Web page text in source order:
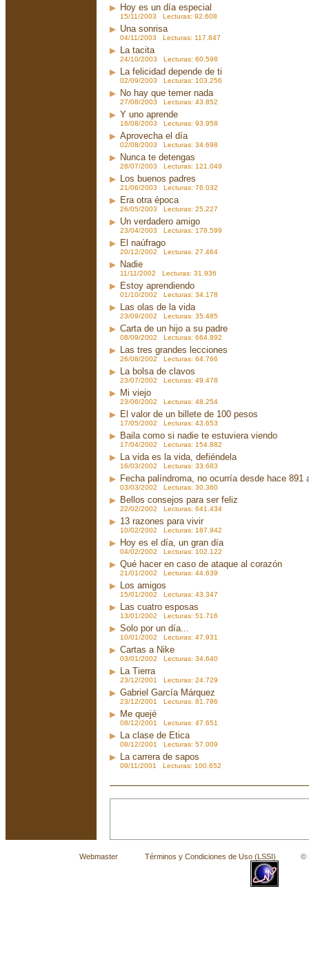
Hoy es un día especial
15/11/2003 Lecturas: 92.608
Una sonrisa
04/11/2003 Lecturas: 117.847
La tacita
24/10/2003 Lecturas: 60.598
La felicidad depende de ti
02/09/2003 Lecturas: 103.256
No hay que temer nada
27/08/2003 Lecturas: 43.852
Y uno aprende
16/08/2003 Lecturas: 93.958
Aprovecha el día
02/08/2003 Lecturas: 34.698
Nunca te detengas
28/07/2003 Lecturas: 121.049
Los buenos padres
21/06/2003 Lecturas: 76.032
Era otra época
26/05/2003 Lecturas: 25.227
Un verdadero amigo
23/04/2003 Lecturas: 178.599
El naúfrago
20/12/2002 Lecturas: 27.464
Nadie
11/11/2002 Lecturas: 31.936
Estoy aprendiendo
01/10/2002 Lecturas: 34.178
Las olas de la vida
23/09/2002 Lecturas: 35.485
Carta de un hijo a su padre
08/09/2002 Lecturas: 664.892
Las tres grandes lecciones
26/08/2002 Lecturas: 64.766
La bolsa de clavos
23/07/2002 Lecturas: 49.478
Mi viejo
23/06/2002 Lecturas: 48.254
El valor de un billete de 100 pesos
17/05/2002 Lecturas: 43.653
Baila como si nadie te estuviera viendo
17/04/2002 Lecturas: 154.882
La vida es la vida, defiéndela
16/03/2002 Lecturas: 33.683
Fecha palíndroma, no ocurría desde hace 891
03/03/2002 Lecturas: 30.360
Bellos consejos para ser feliz
22/02/2002 Lecturas: 641.434
13 razones para vivir
10/02/2002 Lecturas: 187.942
Hoy es el día, un gran día
04/02/2002 Lecturas: 102.122
Qué hacer en caso de ataque al corazón
21/01/2002 Lecturas: 44.639
Los amigos
15/01/2002 Lecturas: 43.347
Las cuatro esposas
13/01/2002 Lecturas: 51.716
Solo por un día...
10/01/2002 Lecturas: 47.931
Cartas a Nike
03/01/2002 Lecturas: 34.640
La Tierra
23/12/2001 Lecturas: 24.729
Gabriel García Márquez
23/12/2001 Lecturas: 81.786
Me quejé
08/12/2001 Lecturas: 47.651
La clase de Etica
08/12/2001 Lecturas: 57.009
La carrera de sapos
09/11/2001 Lecturas: 100.652
Webmaster Términos y Condiciones de Uso (LSSI) © La